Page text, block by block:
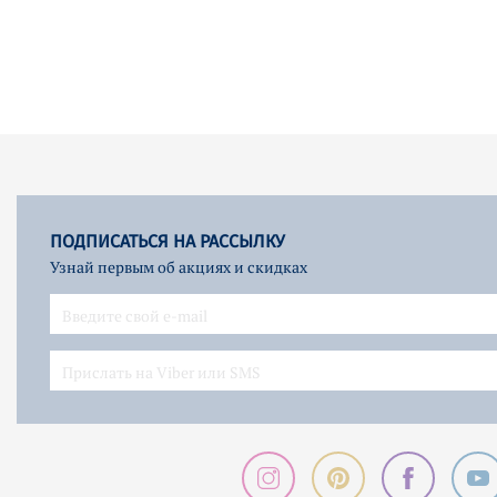
ПОДПИСАТЬСЯ НА РАССЫЛКУ
Узнай первым об акциях и скидках